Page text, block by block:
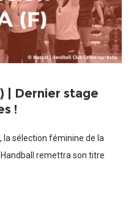
| Dernier stage
!
la sélection féminine de la
remettra son titre